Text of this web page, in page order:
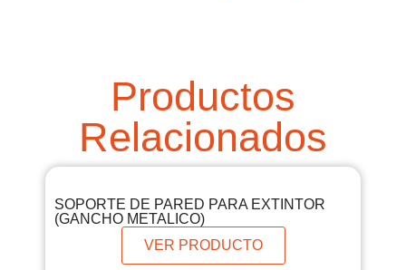
Productos
Relacionados
SOPORTE DE PARED PARA EXTINTOR
(GANCHO METALICO)
VER PRODUCTO